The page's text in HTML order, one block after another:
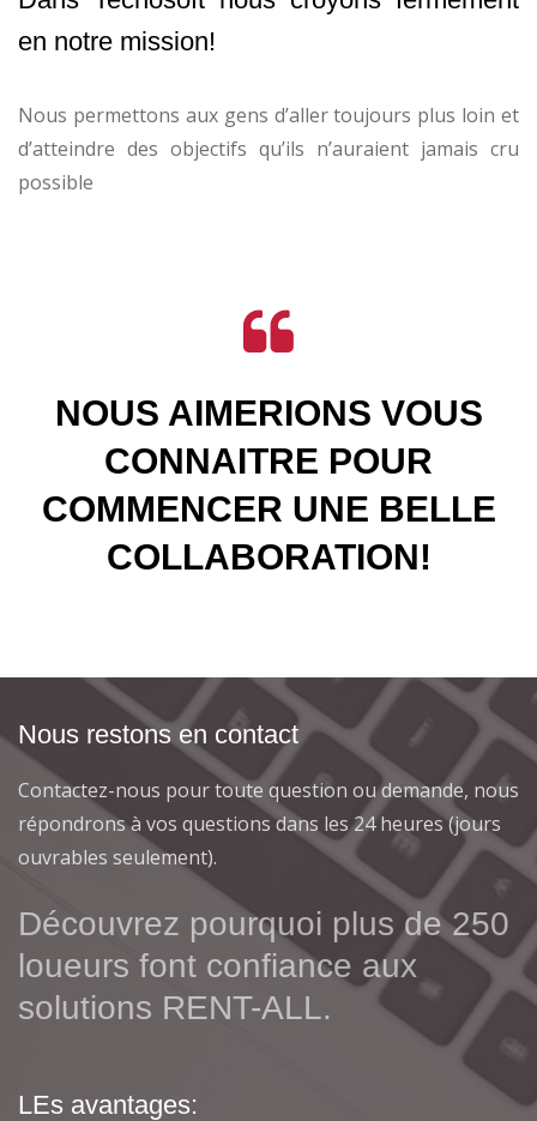
en notre mission!
Nous permettons aux gens d’aller toujours plus loin et
d’atteindre des objectifs qu’ils n’auraient jamais cru
possible
NOUS AIMERIONS VOUS
CONNAITRE POUR
COMMENCER UNE BELLE
COLLABORATION!
Nous restons en contact
Contactez-nous pour toute question ou demande, nous
répondrons à vos questions dans les 24 heures (jours
ouvrables seulement).
Découvrez pourquoi plus de 250
loueurs font confiance aux
solutions RENT-ALL.
LEs avantages: